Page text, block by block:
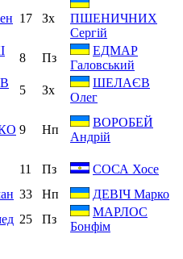
17 Зх
ПШЕНИЧНИХ
Сергій
8 Пз
ЕДМАР
Галовський
5 Зх
ШЕЛАЄВ
Олег
9 Нп
ВОРОБЕЙ
Андрій
11 Пз
СОСА Хосе
33 Нп
ДЕВІЧ Марко
25 Пз
МАРЛОС
Бонфім